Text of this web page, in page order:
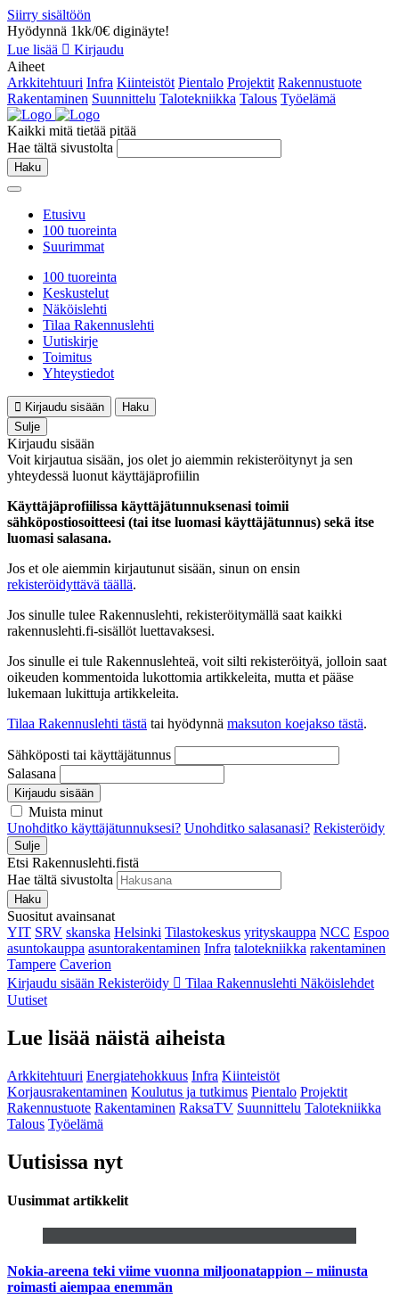
Siirry sisältöön
Hyödynnä 1kk/0€ diginäyte!
Lue lisää
Kirjaudu
Aiheet
Arkkitehtuuri Infra Kiinteistöt Pientalo Projektit Rakennustuote
Rakentaminen Suunnittelu Talotekniikka Talous Työelämä
Kaikki mitä tietää pitää
Hae tältä sivustolta
Haku
Etusivu
100 tuoreinta
Suurimmat
100 tuoreinta
Keskustelut
Näköislehti
Tilaa Rakennuslehti
Uutiskirje
Toimitus
Yhteystiedot
Kirjaudu sisään
Haku
Sulje
Kirjaudu sisään
Voit kirjautua sisään, jos olet jo aiemmin rekisteröitynyt ja sen
yhteydessä luonut käyttäjäprofiilin
Käyttäjäprofiilissa käyttäjätunnuksenasi toimii
sähköpostiosoitteesi (tai itse luomasi käyttäjätunnus) sekä itse
luomasi salasana.
Jos et ole aiemmin kirjautunut sisään, sinun on ensin
rekisteröidyttävä täällä.
Jos sinulle tulee Rakennuslehti, rekisteröitymällä saat kaikki
rakennuslehti.fi-sisällöt luettavaksesi.
Jos sinulle ei tule Rakennuslehteä, voit silti rekisteröityä, jolloin saat
oikeuden kommentoida lukottomia artikkeleita, mutta et pääse
lukemaan lukittuja artikkeleita.
Tilaa Rakennuslehti tästä tai hyödynnä maksuton koejakso tästä.
Sähköposti tai käyttäjätunnus
Salasana
Kirjaudu sisään
Muista minut
Unohditko käyttäjätunnuksesi? Unohditko salasanasi? Rekisteröidy
Sulje
Etsi Rakennuslehti.fistä
Hae tältä sivustolta
Haku
Suositut avainsanat
YIT SRV skanska Helsinki Tilastokeskus yrityskauppa NCC Espoo
asuntokauppa asuntorakentaminen Infra talotekniikka rakentaminen
Tampere Caverion
Kirjaudu sisään Rekisteröidy Tilaa Rakennuslehti Näköislehdet
Uutiset
Lue lisää näistä aiheista
Arkkitehtuuri Energiatehokkuus Infra Kiinteistöt
Korjausrakentaminen Koulutus ja tutkimus Pientalo Projektit
Rakennustuote Rakentaminen RaksaTV Suunnittelu Talotekniikka
Talous Työelämä
Uutisissa nyt
Uusimmat artikkelit
Nokia-areena teki viime vuonna miljoonatappion – miinusta
roimasti aiempaa enemmän